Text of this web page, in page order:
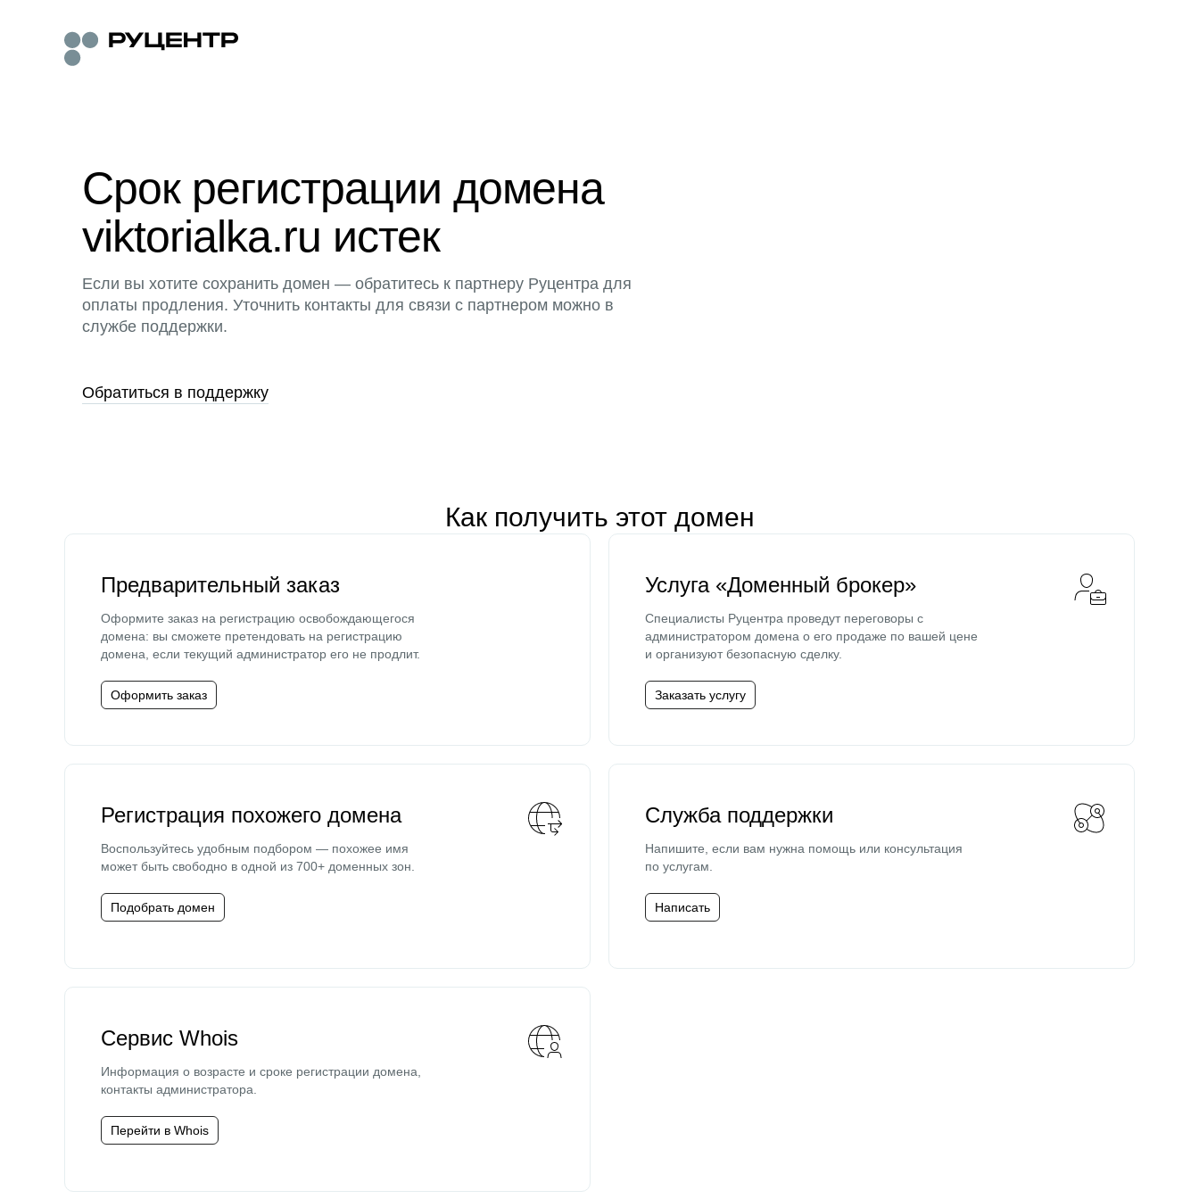
Срок регистрации домена
viktorialka.ru истек
Если вы хотите сохранить домен — обратитесь к партнеру Руцентра для
оплаты продления. Уточнить контакты для связи с партнером можно в
службе поддержки.
Обратиться в поддержку
Как получить этот домен
Предварительный заказ
Оформите заказ на регистрацию освобождающегося
домена: вы сможете претендовать на регистрацию
домена, если текущий администратор его не продлит.
Оформить заказ
Услуга «Доменный брокер»
Специалисты Руцентра проведут переговоры с
администратором домена о его продаже по вашей цене
и организуют безопасную сделку.
Заказать услугу
Регистрация похожего домена
Воспользуйтесь удобным подбором — похожее имя
может быть свободно в одной из 700+ доменных зон.
Подобрать домен
Служба поддержки
Напишите, если вам нужна помощь или консультация
по услугам.
Написать
Сервис Whois
Информация о возрасте и сроке регистрации домена,
контакты администратора.
Перейти в Whois